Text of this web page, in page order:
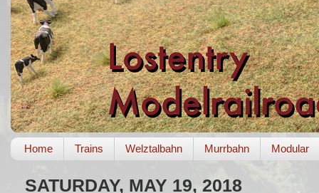
Home Trains Welztalbahn Murrbahn Modular
SATURDAY, MAY 19, 2018